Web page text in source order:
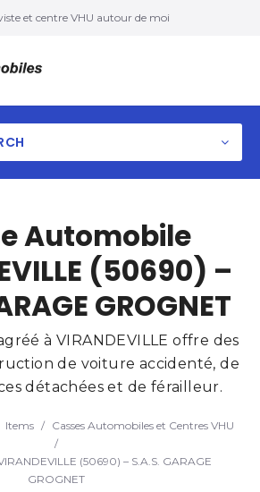
et centre VHU autour de moi
Automobile
(50690) –
GROGNET
à VIRANDEVILLE offre des
de voiture accidenté, de
détachées et de férailleur.
Items / Casses Automobiles et Centres VHU
/
(50690) – S.A.S. GARAGE
GROGNET